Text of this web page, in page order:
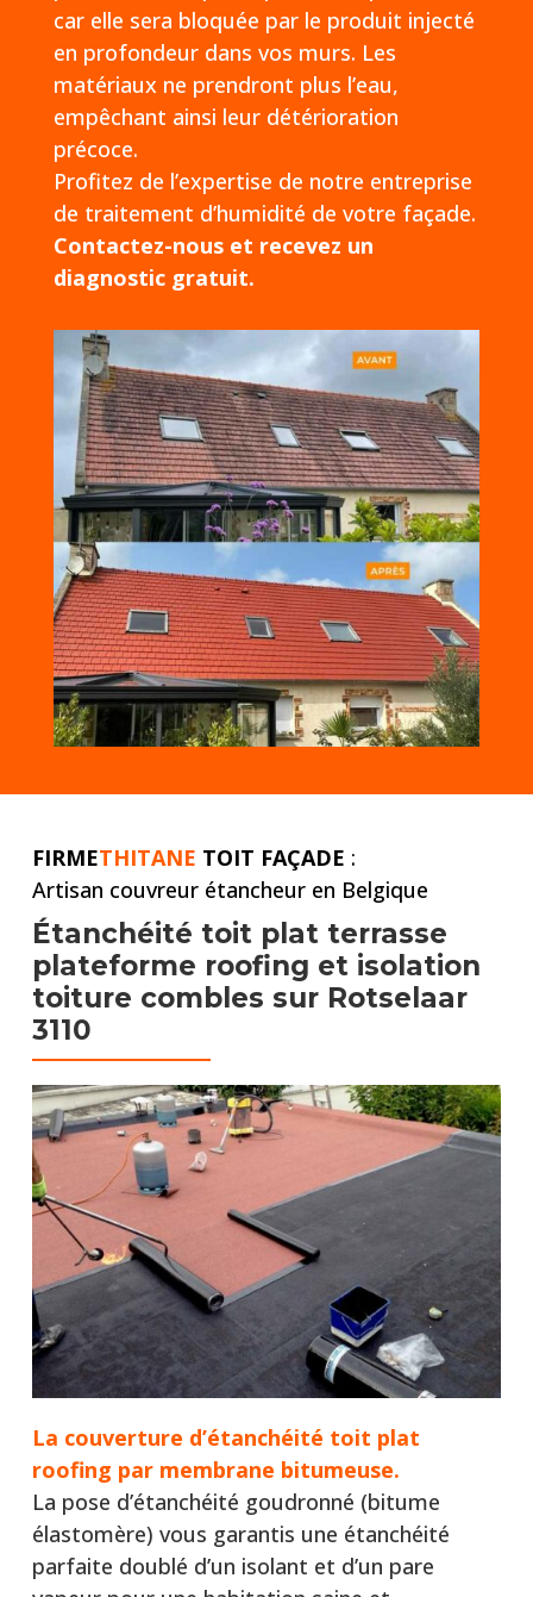
car elle sera bloquée par le produit injecté
en profondeur dans vos murs. Les
matériaux ne prendront plus l’eau,
empêchant ainsi leur détérioration
précoce.
Profitez de l’expertise de notre entreprise
de traitement d’humidité de votre façade.
Contactez-nous et recevez un
diagnostic gratuit.
FIRMETHITANE TOIT FAÇADE :
Artisan couvreur étancheur en Belgique
Étanchéité toit plat terrasse
plateforme roofing et isolation
toiture combles sur Rotselaar
3110
La couverture d’étanchéité toit plat
roofing par membrane bitumeuse.
La pose d’étanchéité goudronné (bitume
élastomère) vous garantis une étanchéité
parfaite doublé d’un isolant et d’un pare